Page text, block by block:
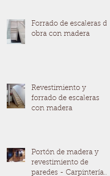
Forrado de escaleras de
obra con madera
Revestimiento y
forrado de escaleras
con madera
Portón de madera y
revestimiento de
paredes - Carpintería